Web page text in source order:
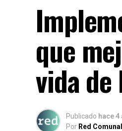
que
vida
Publicado hace 4
Por Red